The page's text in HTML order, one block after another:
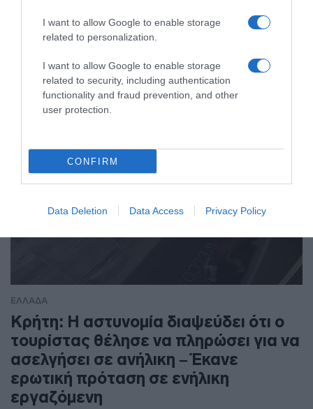
I want to allow Google to enable storage
related to personalization.
I want to allow Google to enable storage
related to security, including authentication
functionality and fraud prevention, and other
user protection.
CONFIRM
Data Deletion Data Access Privacy Policy
“Άρχισε να τη σπρώχνει, να τη βρίζει
και να τη χτυπάει”
Η δράστιδα ήταν πιθανώς υπό την επήρεια αλκοόλ
ΕΛΛΑΔΑ
Κρήτη: Η αστυνομία διαψεύδει ότι ο
τουρίστας θέλησε να πληρώσει για να
ασελγήσει σε ανήλικη – Έκανε
ερωτική πρόταση σε ενήλικη
εργαζόμενη